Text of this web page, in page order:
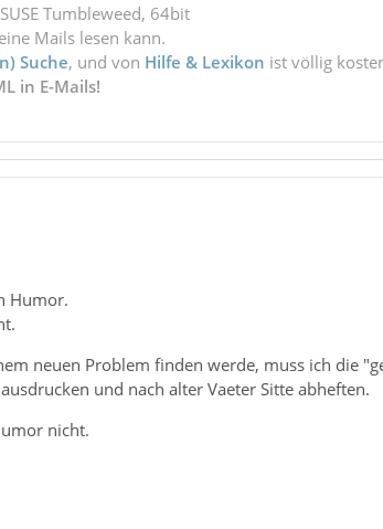
Tumbleweed, 64bit
Mails lesen kann.
Suche, und von Hilfe & Lexikon ist völlig
in E-Mails!
Humor.
neuen Problem finden werde, muss ich die
und nach alter Vaeter Sitte abheften.
nicht.